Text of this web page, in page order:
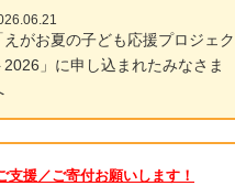
えがお夏の子ども応援プロジェク
2026」に申し込まれたみなさま
支援／ご寄付お願いします！